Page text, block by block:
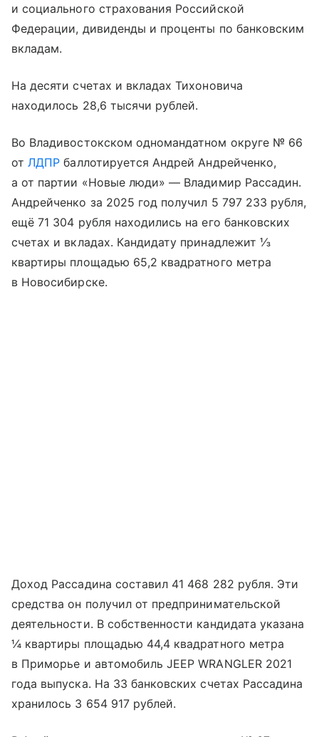
и социального страхования Российской
Федерации, дивиденды и проценты по банковским
вкладам.
На десяти счетах и вкладах Тихоновича
находилось 28,6 тысячи рублей.
Во Владивостокском одномандатном округе № 66
отЛДПР баллотируется Андрей Андрейченко,
а от партии «Новые люди» — Владимир Рассадин.
Андрейченко за 2025 год получил 5 797 233 рубля,
ещё 71 304 рубля находились на его банковских
счетах и вкладах. Кандидату принадлежит ⅓
квартиры площадью 65,2 квадратного метра
в Новосибирске.
Доход Рассадина составил 41 468 282 рубля. Эти
средства он получил от предпринимательской
деятельности. В собственности кандидата указана
¼ квартиры площадью 44,4 квадратного метра
в Приморье и автомобиль JEEP WRANGLER 2021
года выпуска. На 33 банковских счетах Рассадина
хранилось 3 654 917 рублей.